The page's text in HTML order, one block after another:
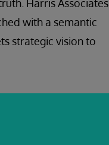
Harris Associates
with a semantic
strategic vision to